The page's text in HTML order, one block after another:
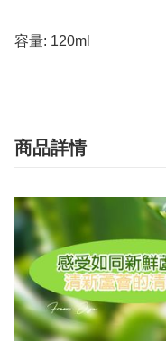
容量: 120ml
商品詳情